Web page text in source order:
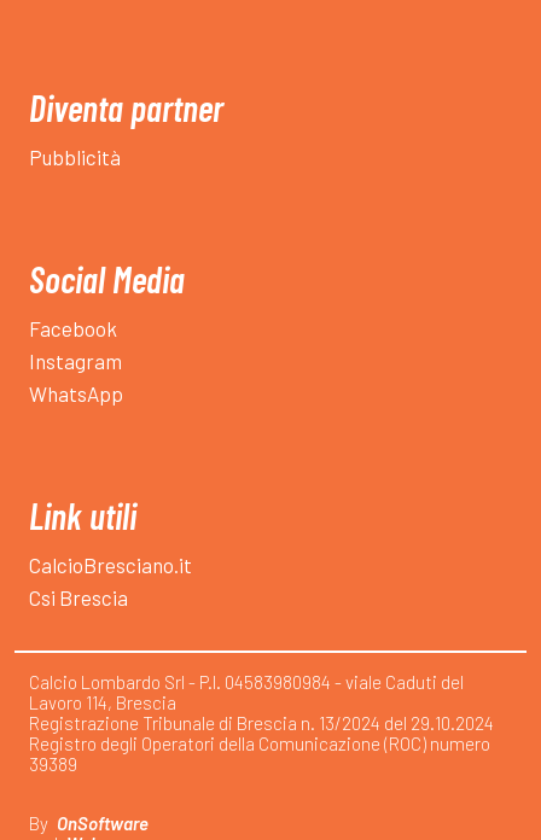
Diventa partner
Pubblicità
Social Media
Facebook
Instagram
WhatsApp
Link utili
CalcioBresciano.it
Csi Brescia
Calcio Lombardo Srl - P.I. 04583980984 - viale Caduti del
Lavoro 114, Brescia
Registrazione Tribunale di Brescia n. 13/2024 del 29.10.2024
Registro degli Operatori della Comunicazione (ROC) numero
39389
By OnSoftware